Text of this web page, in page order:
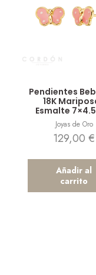
Pendientes
18K
Esmalte
Joyas de Oro
129,00€
Añadir al
carrito